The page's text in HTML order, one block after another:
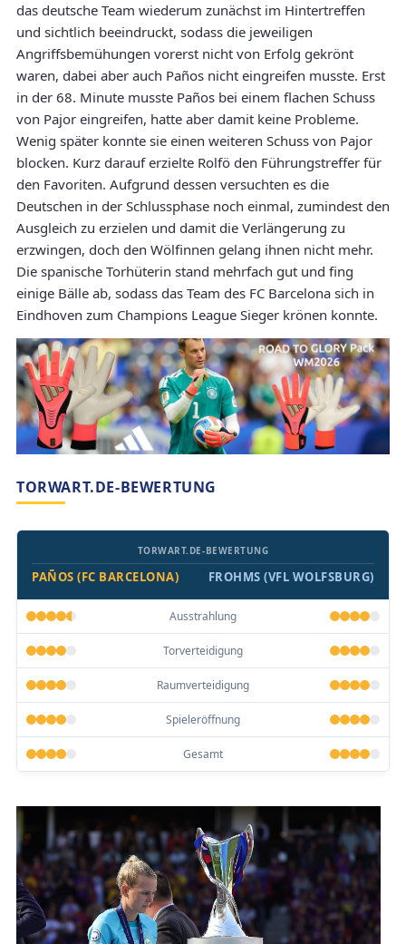
das deutsche Team wiederum zunächst im Hintertreffen
und sichtlich beeindruckt, sodass die jeweiligen
Angriffsbemühungen vorerst nicht von Erfolg gekrönt
waren, dabei aber auch Paños nicht eingreifen musste. Erst
in der 68. Minute musste Paños bei einem flachen Schuss
von Pajor eingreifen, hatte aber damit keine Probleme.
Wenig später konnte sie einen weiteren Schuss von Pajor
blocken. Kurz darauf erzielte Rolfö den Führungstreffer für
den Favoriten. Aufgrund dessen versuchten es die
Deutschen in der Schlussphase noch einmal, zumindest den
Ausgleich zu erzielen und damit die Verlängerung zu
erzwingen, doch den Wölfinnen gelang ihnen nicht mehr.
Die spanische Torhüterin stand mehrfach gut und fing
einige Bälle ab, sodass das Team des FC Barcelona sich in
Eindhoven zum Champions League Sieger krönen konnte.
TORWART.DE-BEWERTUNG
PAÑOS (FC BARCELONA)
TORWART.DE-BEWERTUNG
FROHMS (VFL WOLFSBURG)
Ausstrahlung
Torverteidigung
Raumverteidigung
Spieleröffnung
Gesamt